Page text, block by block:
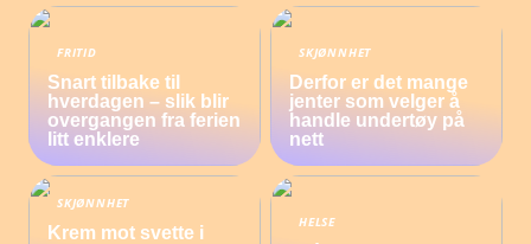
FRITID
Snart tilbake til
hverdagen – slik blir
overgangen fra ferien
litt enklere
SKJØNNHET
Derfor er det mange
jenter som velger å
handle undertøy på
nett
SKJØNNHET
Krem mot svette i
HELSE